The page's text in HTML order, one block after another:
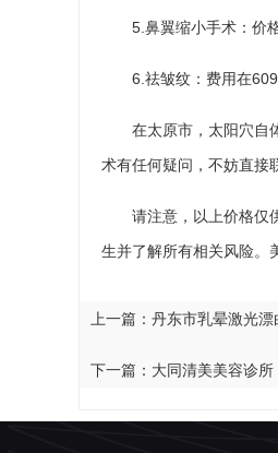
5.鼻翼缩小手术：价
6.祛皱纹：费用在
在太原市，太阳穴自
术有任何疑问，不妨直接
请注意，以上价格仅
生并了解所有相关风险。
上一篇： 丹东市乳晕激光
下一篇： 大同清美美容诊